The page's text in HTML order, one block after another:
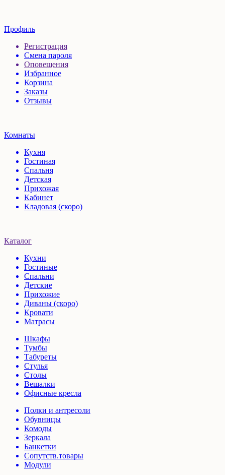
Профиль
Регистрация
Смена пароля
Оповещения
Избранное
Корзина
Заказы
Отзывы
Комнаты
Кухня
Гостиная
Спальня
Детская
Прихожая
Кабинет
Кладовая (скоро)
Каталог
Кухни
Гостиные
Спальни
Детские
Прихожие
Диваны (скоро)
Кровати
Матрасы
Шкафы
Тумбы
Табуреты
Стулья
Столы
Вешалки
Офисные кресла
Полки и антресоли
Обувницы
Комоды
Зеркала
Банкетки
Сопутств.товары
Модули